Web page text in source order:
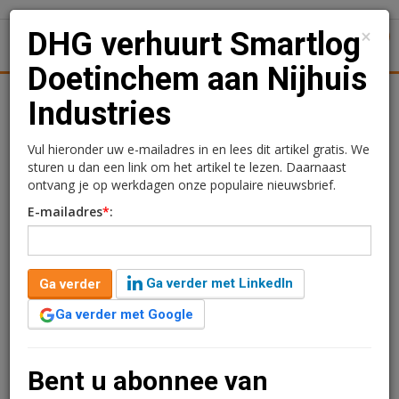
Juridisch | Fiscaal Werk
DHG verhuurt Smartlog
Doetinchem aan Nijhuis
Industries
Redactie
11 januari 2024 om 09:25
1 minuut leestijd
DHG heeft een huurovereenkomst gesloten met
distributiecentrum ligt op het bedrijventerrein
×
DHG verhuurt Smartlog
Doetinchem aan Nijhuis
Industries
Vul hieronder uw e-mailadres in en lees dit artikel gratis. We
sturen u dan een link om het artikel te lezen. Daarnaast
ontvang je op werkdagen onze populaire nieuwsbrief.
E-mailadres*:
Ga verder
Ga verder met LinkedIn
Ga verder met Google
Bent u abonnee van